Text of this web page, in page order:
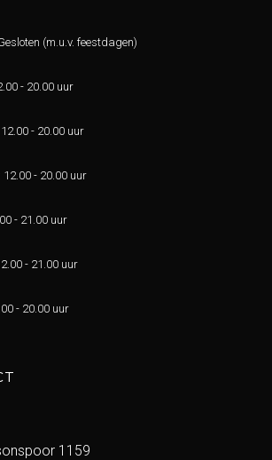
(m.u.v. feestdagen)
- 20.00 uur
12.00 - 20.00 uur
12.00 - 20.00 uur
- 21.00 uur
- 21.00 uur
- 20.00 uur
1159